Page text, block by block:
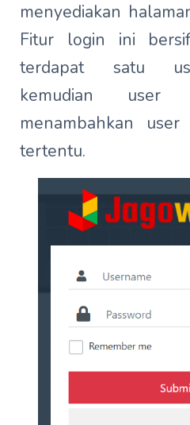
menyediakan
Fitur login ini
terdapat satu
kemudian user
menambahkan
tertentu.